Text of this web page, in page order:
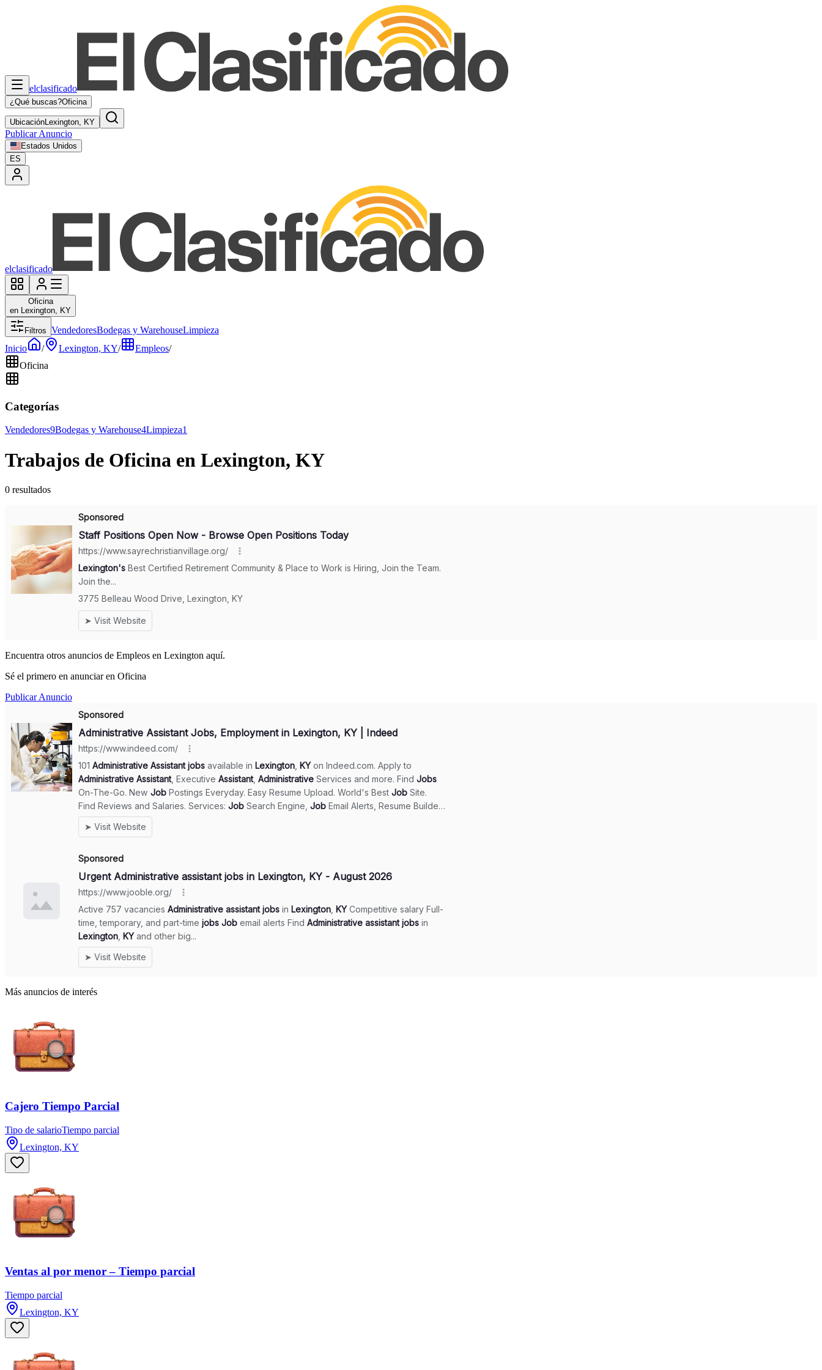
elclasificado
¿Qué buscas?Oficina
UbicaciónLexington, KY
Publicar Anuncio
Estados Unidos
ES
elclasificado
Oficina
en Lexington, KY
Filtros VendedoresBodegas y WarehouseLimpieza
Inicio
/ Lexington, KY/ Empleos/
Oficina
Categorías
Vendedores9Bodegas y Warehouse4Limpieza1
Trabajos de Oficina en Lexington, KY
0 resultados
Encuentra otros anuncios de Empleos en Lexington aquí.
Sé el primero en anunciar en Oficina
Publicar Anuncio
Más anuncios de interés
Cajero Tiempo Parcial
Tipo de salarioTiempo parcial
Lexington, KY
Ventas al por menor – Tiempo parcial
Tiempo parcial
Lexington, KY